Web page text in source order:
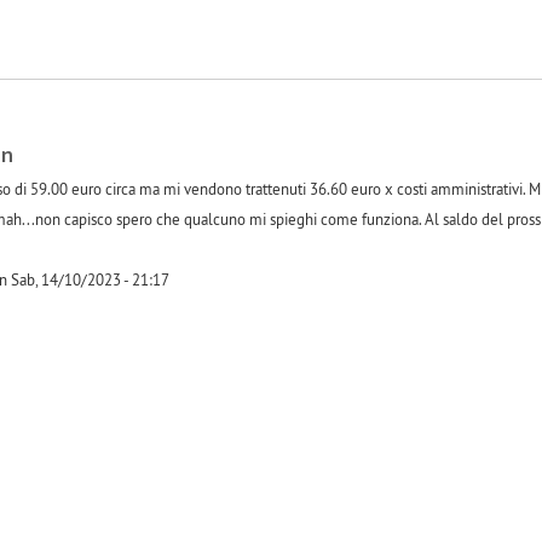
di 59.00 euro circa ma mi vendono trattenuti 36.60 euro x costi amministrativi.
capisco spero che qualcuno mi spieghi come funziona. Al saldo del
Sab, 14/10/2023 - 21:17